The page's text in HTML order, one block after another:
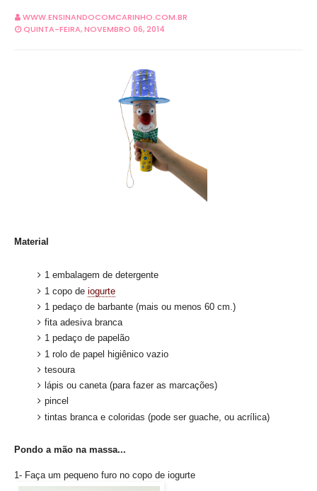
WWW.ENSINANDOCOMCARINHO.COM.BR
QUINTA-FEIRA, NOVEMBRO 06, 2014
Material
1 embalagem de detergente
1 copo de iogurte
1 pedaço de barbante (mais ou menos 60 cm.)
fita adesiva branca
1 pedaço de papelão
1 rolo de papel higiênico vazio
tesoura
lápis ou caneta (para fazer as marcações)
pincel
tintas branca e coloridas (pode ser guache, ou acrílica)
Pondo a mão na massa...
1- Faça um pequeno furo no copo de iogurte